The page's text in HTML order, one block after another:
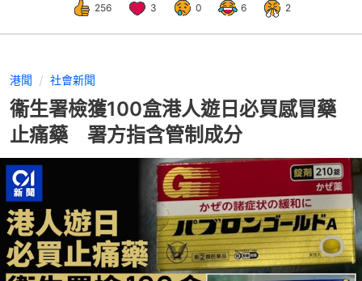
256 3 0 6 2
港聞 社會新聞
衞生署檢獲100盒港人遊日必買感冒藥
止痛藥 署方指含管制成分